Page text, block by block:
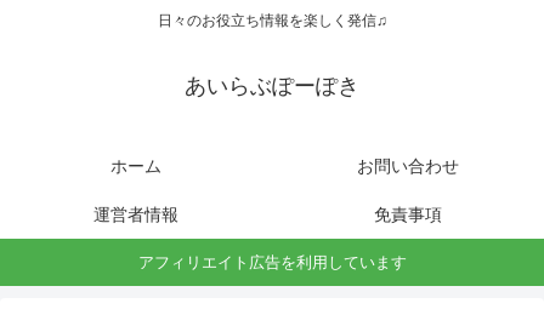
日々のお役立ち情報を楽しく発信♫
あいらぶぽーぽき
ホーム お問い合わせ
運営者情報 免責事項
アフィリエイト広告を利用しています